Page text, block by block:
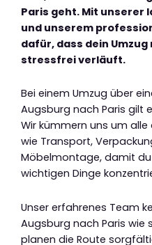
Paris geht. Mit unserer
und unserem
dafür, dass dein
stressfrei verläuft.
Bei einem Umzug über
Augsburg nach Paris gilt
Wir kümmern uns um
wie Transport,
Möbelmontage, damit
wichtigen Dinge
Unser erfahrenes Team
Augsburg nach Paris wie
planen die Route